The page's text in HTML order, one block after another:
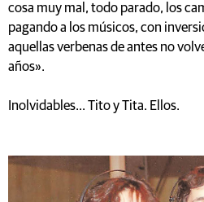
cosa muy mal, todo parado, los
pagando a los músicos, con
aquellas verbenas de antes no
años».
Inolvidables... Tito y Tita. Ellos.